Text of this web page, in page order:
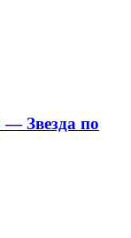
Звезда по